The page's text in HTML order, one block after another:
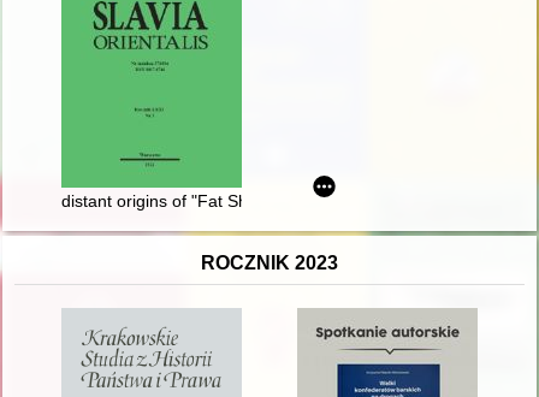
distant origins of "Fat Shaming" or why the people of antiquity
ROCZNIK 2023